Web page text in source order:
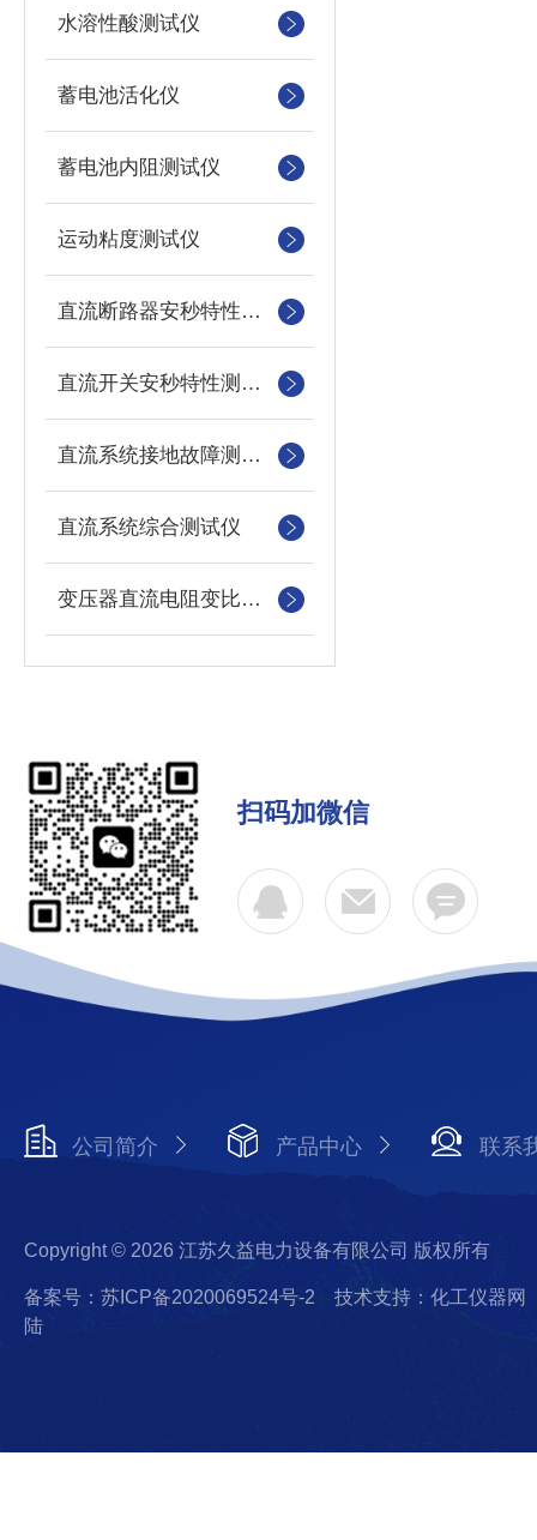
水溶性酸测试仪
蓄电池活化仪
蓄电池内阻测试仪
运动粘度测试仪
直流断路器安秒特性测试仪
直流开关安秒特性测试仪
直流系统接地故障测试仪
直流系统综合测试仪
变压器直流电阻变比测试仪
扫码加微信
公司简介 产品中心 联系
Copyright © 2026 江苏久益电力设备有限公司 版权所有
备案号：苏ICP备2020069524号-2
技术支持：化工仪器网
陆